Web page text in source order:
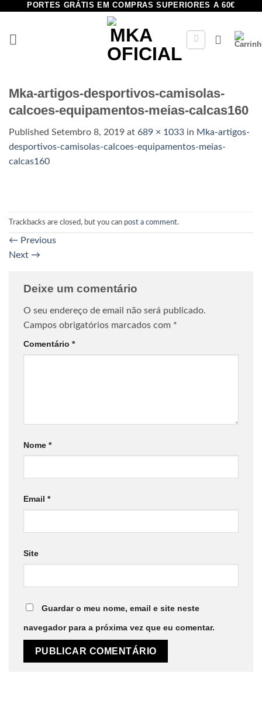
content
PORTES GRÁTIS EM COMPRAS SUPERIORES A 60€
Mka-artigos-desportivos-camisolas-
calcoes-equipamentos-meias-calcas160
Published Setembro 8, 2019 at 689 × 1033 in Mka-artigos-
desportivos-camisolas-calcoes-equipamentos-meias-
calcas160
Trackbacks are closed, but you can post a comment.
← Previous
Next →
Deixe um comentário
O seu endereço de email não será publicado.
Campos obrigatórios marcados com *
Comentário *
Nome *
Email *
Site
Guardar o meu nome, email e site neste
navegador para a próxima vez que eu comentar.